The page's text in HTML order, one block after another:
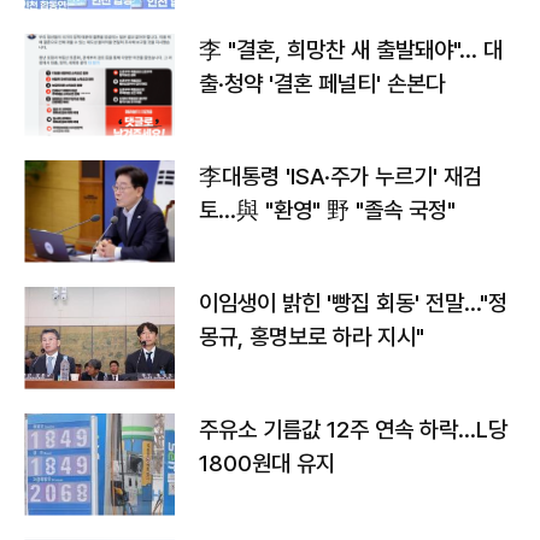
李 "결혼, 희망찬 새 출발돼야"… 대
출·청약 '결혼 페널티' 손본다
李대통령 'ISA·주가 누르기' 재검
토…與 "환영" 野 "졸속 국정"
이임생이 밝힌 '빵집 회동' 전말…"정
몽규, 홍명보로 하라 지시"
주유소 기름값 12주 연속 하락…L당
1800원대 유지